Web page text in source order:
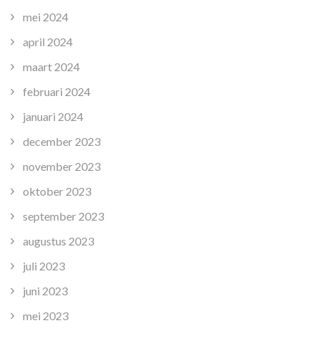
mei 2024
april 2024
maart 2024
februari 2024
januari 2024
december 2023
november 2023
oktober 2023
september 2023
augustus 2023
juli 2023
juni 2023
mei 2023